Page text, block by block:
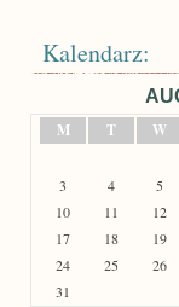
Kalendarz:
M
T W
3
4 5
10
11 12
17
18 19
24
25 26
31